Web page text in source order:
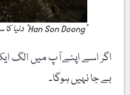
اگر اسے اپنے آپ میں الگ
بے جا نہیں ہوگا۔